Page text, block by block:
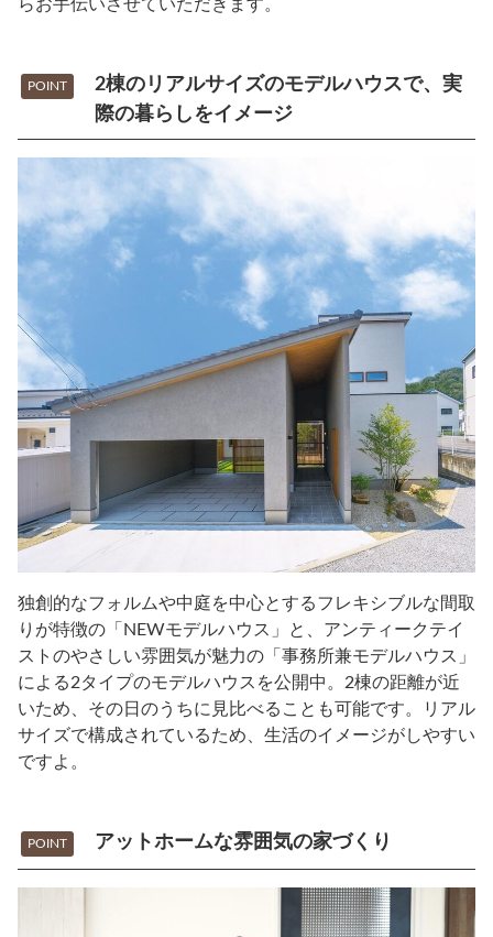
らお手伝いさせていただきます。
POINT
2棟のリアルサイズのモデルハウスで、実
際の暮らしをイメージ
独創的なフォルムや中庭を中心とするフレキシブルな間取
りが特徴の「NEWモデルハウス」と、アンティークテイ
ストのやさしい雰囲気が魅力の「事務所兼モデルハウス」
による2タイプのモデルハウスを公開中。2棟の距離が近
いため、その日のうちに見比べることも可能です。リアル
サイズで構成されているため、生活のイメージがしやすい
ですよ。
POINT アットホームな雰囲気の家づくり